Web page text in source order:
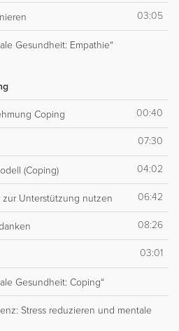
03:05
Gesundheit: Empathie“
Coping 00:40
07:30
(Coping) 04:02
Unterstützung nutzen 06:42
08:26
03:01
Gesundheit: Coping“
Stress reduzieren und mentale